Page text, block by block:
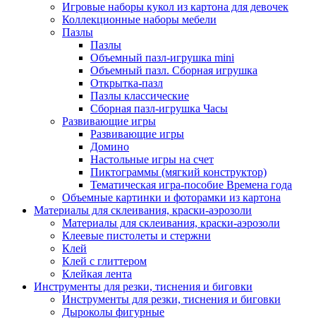
Игровые наборы кукол из картона для девочек
Коллекционные наборы мебели
Пазлы
Пазлы
Объемный пазл-игрушка mini
Объемный пазл. Сборная игрушка
Открытка-пазл
Пазлы классические
Сборная пазл-игрушка Часы
Развивающие игры
Развивающие игры
Домино
Настольные игры на счет
Пиктограммы (мягкий конструктор)
Тематическая игра-пособие Времена года
Объемные картинки и фоторамки из картона
Материалы для склеивания, краски-аэрозоли
Материалы для склеивания, краски-аэрозоли
Клеевые пистолеты и стержни
Клей
Клей с глиттером
Клейкая лента
Инструменты для резки, тиснения и биговки
Инструменты для резки, тиснения и биговки
Дыроколы фигурные